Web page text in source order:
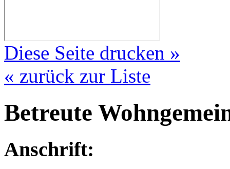
Diese Seite drucken »
« zurück zur Liste
Betreute
Anschrift: